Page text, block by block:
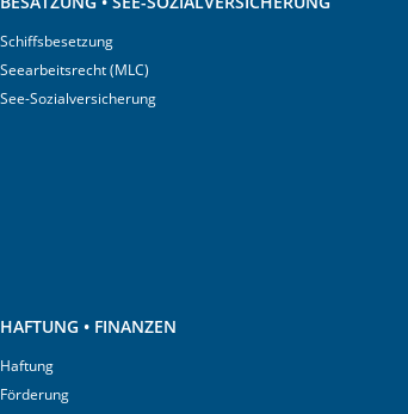
Schiffsbesetzung
Seearbeitsrecht (MLC)
See-Sozialversicherung
HAFTUNG • FINANZEN
Haftung
Förderung